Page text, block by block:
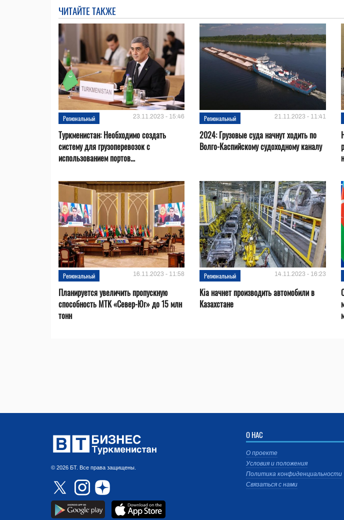
ЧИТАЙТЕ ТАКЖЕ
Региональный 23.11.2023 - 15:46
Туркменистан: Необходимо создать
систему для грузоперевозок с
использованием портов...
Региональный 21.11.2023 - 11:41
2024: Грузовые суда начнут ходить по
Волго-Каспийскому судоходному каналу
Региональный 16.11.2023 - 11:58
Планируется увеличить пропускную
способность МТК «Север-Юг» до 15 млн
тонн
Региональный 14.11.2023 - 16:23
Kia начнет производить автомобили в
Казахстане
© 2026 БТ. Все права защищены.
О НАС
О проекте
Условия и положения
Политика конфиденциальности
Связаться с нами